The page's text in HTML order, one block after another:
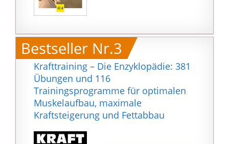
Bestseller Nr.3
Krafttraining – Die Enzyklopädie: 381
Übungen und 116
Trainingsprogramme für optimalen
Muskelaufbau, maximale
Kraftsteigerung und Fettabbau